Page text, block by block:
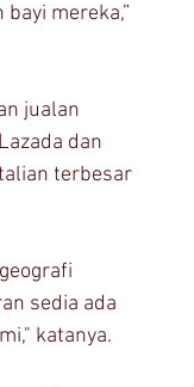
mereka,”
jualan
dan
terbesar
sedia ada
katanya.